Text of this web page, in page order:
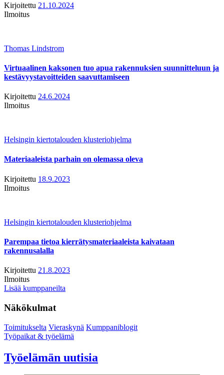
Kirjoitettu 21.10.2024
Ilmoitus
Thomas Lindstrom
Virtuaalinen kaksonen tuo apua rakennuksien suunnitteluun ja
kestävyystavoitteiden saavuttamiseen
Kirjoitettu 24.6.2024
Ilmoitus
Helsingin kiertotalouden klusteriohjelma
Materiaaleista parhain on olemassa oleva
Kirjoitettu 18.9.2023
Ilmoitus
Helsingin kiertotalouden klusteriohjelma
Parempaa tietoa kierrätysmateriaaleista kaivataan
rakennusalalla
Kirjoitettu 21.8.2023
Ilmoitus
Lisää kumppaneilta
Näkökulmat
Toimitukselta Vieraskynä Kumppaniblogit
Työpaikat & työelämä
Työelämän uutisia